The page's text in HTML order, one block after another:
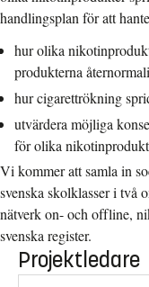
handlingsplan för att
hur olika
produkterna
hur cigarettrökning
utvärdera möjliga
för olika
Vi kommer att samla in
svenska skolklasser i två
nätverk on- och offline,
svenska register.
Projektledare